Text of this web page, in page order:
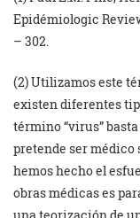
Epidémiologic
– 302.
(2) Utilizamos este
existen diferentes
término “virus”
pretende ser
hemos hecho el
obras médicas es